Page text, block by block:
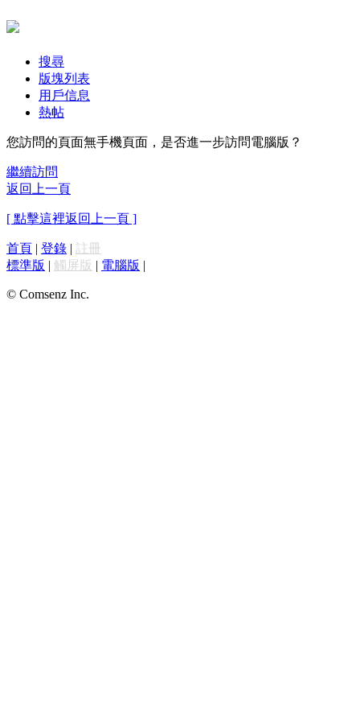
搜尋
版塊列表
用戶信息
熱帖
您訪問的頁面無手機頁面，是否進一步訪問電腦版？
繼續訪問
返回上一頁
[ 點擊這裡返回上一頁 ]
首頁 | 登錄 | 註冊
標準版 | 觸屏版 | 電腦版 |
© Comsenz Inc.